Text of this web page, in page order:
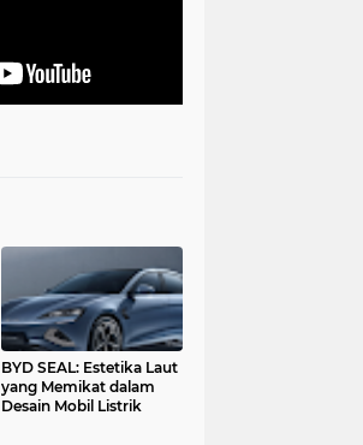
BYD SEAL: Estetika Laut
yang Memikat dalam
Desain Mobil Listrik